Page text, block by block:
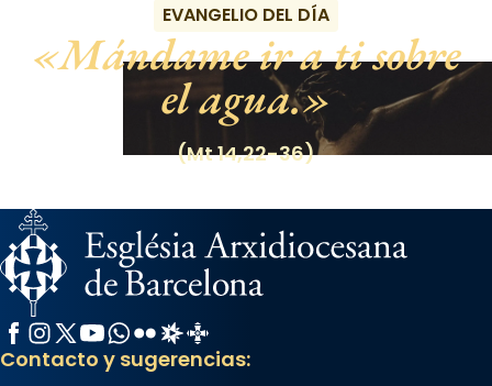
EVANGELIO DEL DÍA
Mándame ir a ti sobre
el agua.
(Mt 14,22-36)
Facebook
Instagram
X / Twitter
YouTube
WhatsApp
FlickrRadio Estel
Catalunya Cristiana
Contacto y sugerencias: